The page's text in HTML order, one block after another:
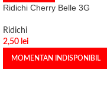
Ridichi Cherry Belle 3G
Ridichi
2,50 lei
MOMENTAN INDISPONIBIL